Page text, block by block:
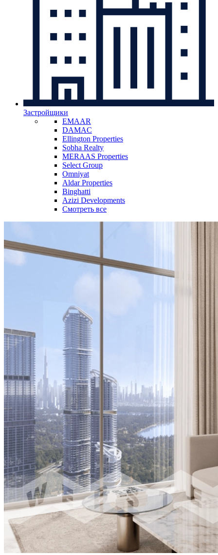
Застройщики
EMAAR
DAMAC
Ellington Properties
Sobha Realty
MERAAS Properties
Select Group
Omniyat
Aldar Properties
Binghatti
Azizi Developments
Смотреть все